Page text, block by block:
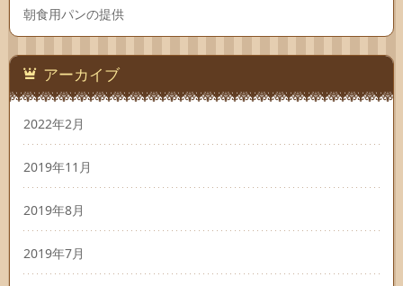
朝食用パンの提供
アーカイブ
2022年2月
2019年11月
2019年8月
2019年7月